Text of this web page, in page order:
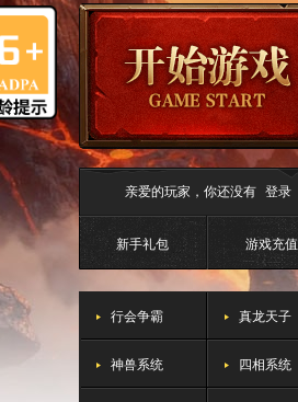
亲爱的玩家，你还没有 登录
新手礼包 游戏充值
行会争霸 真龙天子
神兽系统 四相系统